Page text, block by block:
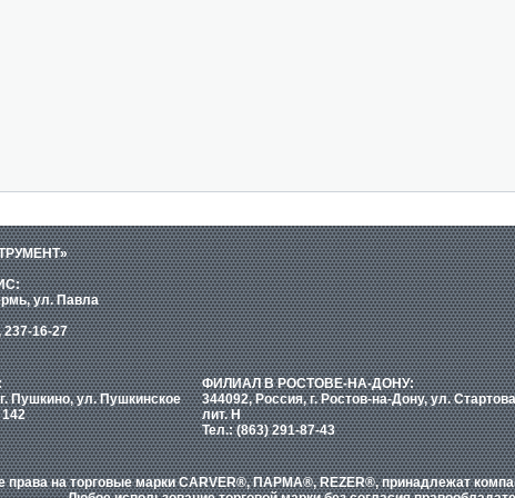
ул. Павла
237-16-27
Пушкино, ул. Пушкинское
ФИЛИАЛ В РОСТОВЕ-НА-ДОНУ:
344092, Россия, г. Ростов-на-Дону, ул.
лит. Н
Тел.: (863) 291-87-43
права на торговые марки CARVER®, ПАРМА®, REZER®, принадлежат